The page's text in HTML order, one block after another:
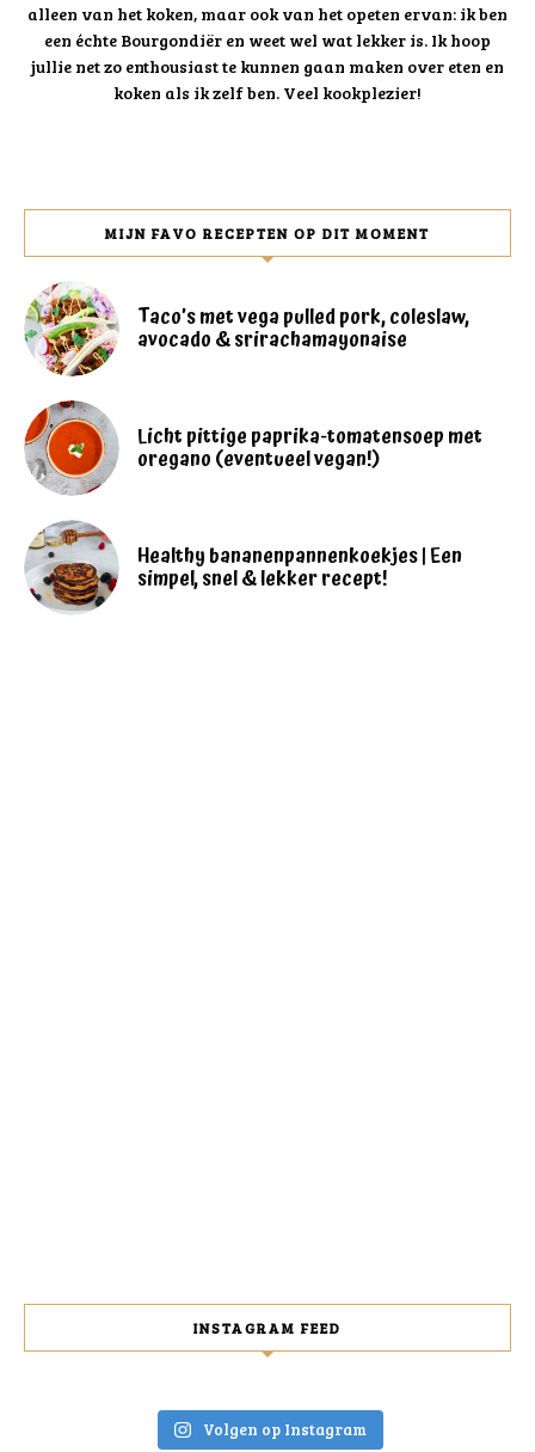
alleen van het koken, maar ook van het opeten ervan: ik ben
een échte Bourgondiër en weet wel wat lekker is. Ik hoop
jullie net zo enthousiast te kunnen gaan maken over eten en
koken als ik zelf ben. Veel kookplezier!
MIJN FAVO RECEPTEN OP DIT MOMENT
Taco’s met vega pulled pork, coleslaw,
avocado & srirachamayonaise
Licht pittige paprika-tomatensoep met
oregano (eventueel vegan!)
Healthy bananenpannenkoekjes | Een
simpel, snel & lekker recept!
INSTAGRAM FEED
Volgen op Instagram